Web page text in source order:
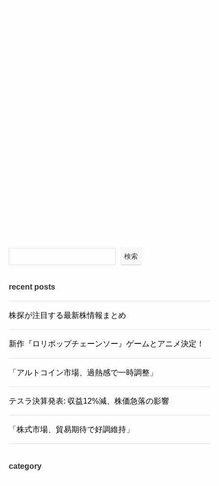
検索
recent posts
株探が注目する最新株情報まとめ
新作『ロリポップチェーンソー』ゲームとアニメ決定！
「アルトコイン市場、過熱感で一時調整」
テスラ決算発表: 収益12%減、株価急落の影響
「株式市場、貿易期待で好調維持」
category